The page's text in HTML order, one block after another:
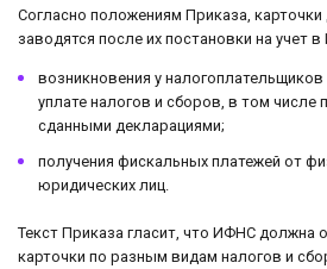
Согласно положениям Приказа,
заводятся после их постановки на учет
возникновения у налогоплательщиков
уплате налогов и сборов, в том числе
сданными декларациями;
получения фискальных платежей от
юридических лиц.
Текст Приказа гласит, что ИФНС должна
карточки по разным видам налогов и